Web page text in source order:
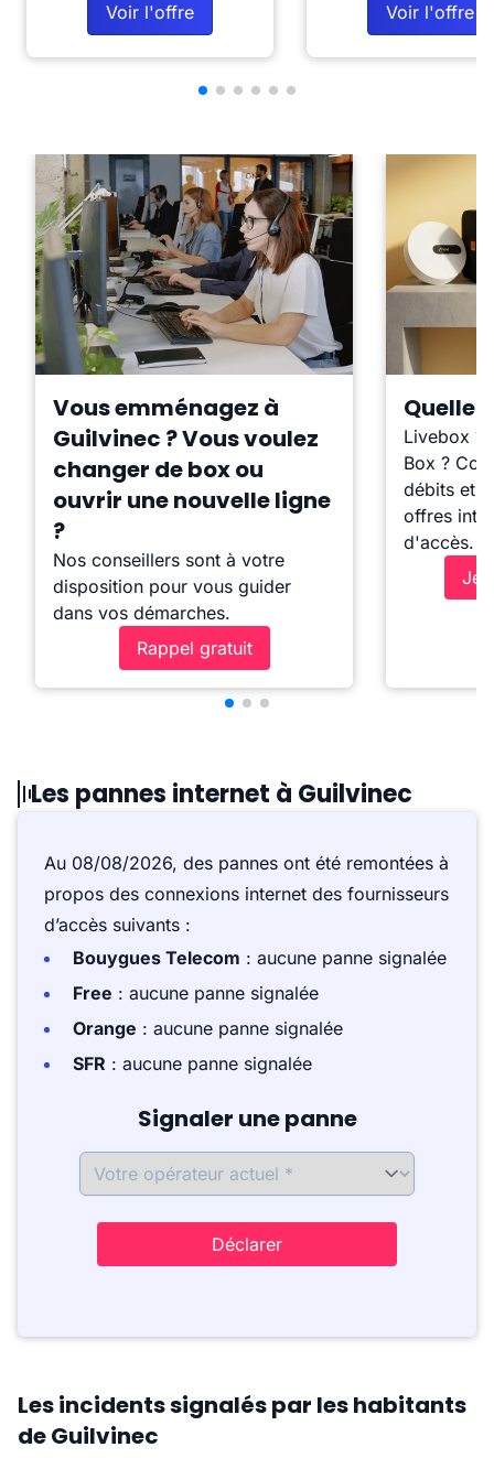
Voir l'offre Voir l'offre
Vous emménagez à
Guilvinec ? Vous voulez
changer de box ou
ouvrir une nouvelle ligne
?
Nos conseillers sont à votre
disposition pour vous guider
dans vos démarches.
Rappel gratuit
Quelle
Livebox ?
Box ?
débits et
offres
d'accès.
Je
Les pannes internet à Guilvinec
Au 08/08/2026, des pannes ont été remontées à
propos des connexions internet des fournisseurs
d’accès suivants :
Bouygues Telecom : aucune panne signalée
Free : aucune panne signalée
Orange : aucune panne signalée
SFR : aucune panne signalée
Signaler une panne
Déclarer
Les incidents signalés par les habitants
de Guilvinec